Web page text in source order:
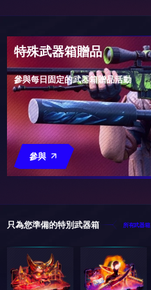
特殊武器箱贈品
參與每日固定的武器箱贈品活動
參與
只為您準備的特別武器箱 所有武器箱